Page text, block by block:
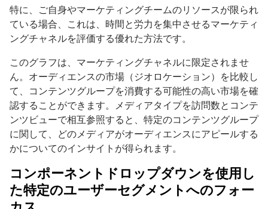
特に、ご自身やマーケティングチームのリソースが限られ
ている場合、これは、時間と労力を集中させるマーケティ
ングチャネルを評価する優れた方法です。
このグラフは、マーケティングチャネルに限定されませ
ん。オーディエンスの市場（ジオロケーション）を比較し
て、コンテンツグループを消費する可能性の高い市場を確
認することができます。メディアタイプを訪問数とコンテ
ンツビューで相互参照すると、特定のコンテンツグループ
に関して、どのメディアがオーディエンスにアピールする
かについてのインサイトが得られます。
コンポーネントドロップダウンを使用し
た特定のユーザーセグメントへのフォー